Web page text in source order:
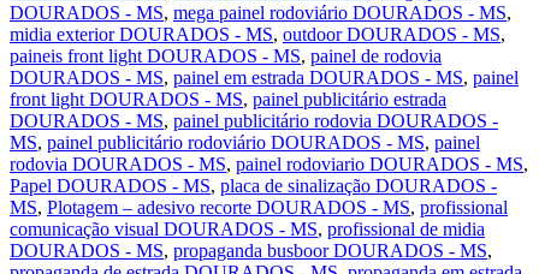
DOURADOS - MS, mega painel rodoviário DOURADOS - MS,
midia exterior DOURADOS - MS, outdoor DOURADOS - MS,
paineis front light DOURADOS - MS, painel de rodovia
DOURADOS - MS, painel em estrada DOURADOS - MS, painel
front light DOURADOS - MS, painel publicitário estrada
DOURADOS - MS, painel publicitário rodovia DOURADOS -
MS, painel publicitário rodoviário DOURADOS - MS, painel
rodovia DOURADOS - MS, painel rodoviario DOURADOS - MS,
Papel DOURADOS - MS, placa de sinalização DOURADOS -
MS, Plotagem – adesivo recorte DOURADOS - MS, profissional
comunicação visual DOURADOS - MS, profissional de midia
DOURADOS - MS, propaganda busboor DOURADOS - MS,